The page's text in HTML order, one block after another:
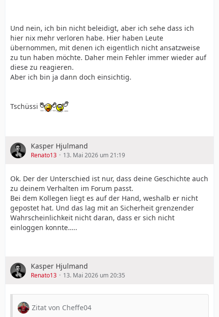
Und nein, ich bin nicht beleidigt, aber ich sehe dass ich
hier nix mehr verloren habe. Hier haben Leute
übernommen, mit denen ich eigentlich nicht ansatzweise
zu tun haben möchte. Daher mein Fehler immer wieder auf
diese zu reagieren.
Aber ich bin ja dann doch einsichtig.
Tschüssi
Kasper Hjulmand
Renato13 13. Mai 2026 um 21:19
Ok. Der der Unterschied ist nur, dass deine Geschichte auch
zu deinem Verhalten im Forum passt.
Bei dem Kollegen liegt es auf der Hand, weshalb er nicht
gepostet hat. Und das lag mit an Sicherheit grenzender
Wahrscheinlichkeit nicht daran, dass er sich nicht
einloggen konnte…..
Kasper Hjulmand
Renato13 13. Mai 2026 um 20:35
Zitat von Cheffe04